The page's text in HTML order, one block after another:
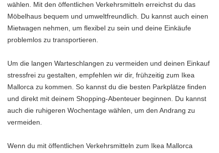
wählen. Mit den öffentlichen Verkehrsmitteln erreichst du das
Möbelhaus bequem und umweltfreundlich. Du kannst auch einen
Mietwagen nehmen, um flexibel zu sein und deine Einkäufe
problemlos zu transportieren.
Um die langen Warteschlangen zu vermeiden und deinen Einkauf
stressfrei zu gestalten, empfehlen wir dir, frühzeitig zum Ikea
Mallorca zu kommen. So kannst du die besten Parkplätze finden
und direkt mit deinem Shopping-Abenteuer beginnen. Du kannst
auch die ruhigeren Wochentage wählen, um den Andrang zu
vermeiden.
Wenn du mit öffentlichen Verkehrsmitteln zum Ikea Mallorca